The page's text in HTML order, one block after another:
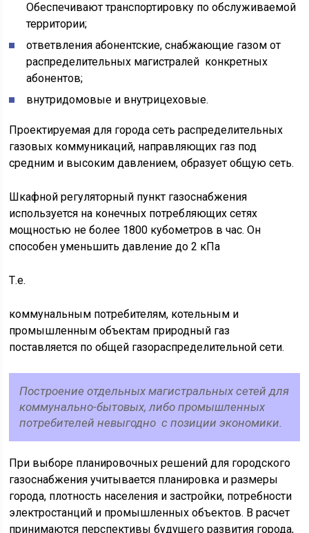
Обеспечивают транспортировку по обслуживаемой
территории;
ответвления абонентские, снабжающие газом от
распределительных магистралей конкретных
абонентов;
внутридомовые и внутрицеховые.
Проектируемая для города сеть распределительных
газовых коммуникаций, направляющих газ под
средним и высоким давлением, образует общую сеть.
Шкафной регуляторный пункт газоснабжения
используется на конечных потребляющих сетях
мощностью не более 1800 кубометров в час. Он
способен уменьшить давление до 2 кПа
Т.е.
коммунальным потребителям, котельным и
промышленным объектам природный газ
поставляется по общей газораспределительной сети.
Построение отдельных магистральных сетей для
коммунально-бытовых, либо промышленных
потребителей невыгодно с позиции экономики.
При выборе планировочных решений для городского
газоснабжения учитывается планировка и размеры
города, плотность населения и застройки, потребности
электростанций и промышленных объектов. В расчет
принимаются перспективы будущего развития города,